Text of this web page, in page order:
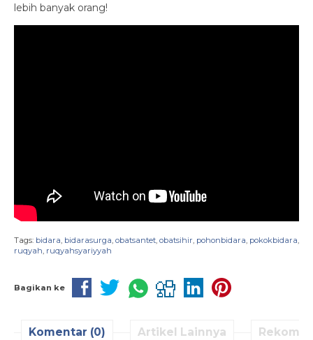
lebih banyak orang!
Tags: bidara, bidarasurga, obatsantet, obatsihir, pohonbidara, pokokbidara,
ruqyah, ruqyahsyariyyah
Bagikan ke
Komentar (0) Artikel Lainnya